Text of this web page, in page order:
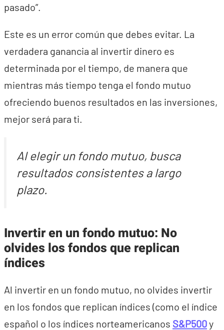
pasado”.
Este es un error común que debes evitar. La
verdadera ganancia al invertir dinero es
determinada por el tiempo, de manera que
mientras más tiempo tenga el fondo mutuo
ofreciendo buenos resultados en las inversiones,
mejor será para ti.
Al elegir un fondo mutuo, busca
resultados consistentes a largo
plazo.
Invertir en un fondo mutuo: No
olvides los fondos que replican
índices
Al invertir en un fondo mutuo, no olvides invertir
en los fondos que replican índices (como el índice
español o los índices norteamericanos S&P500y